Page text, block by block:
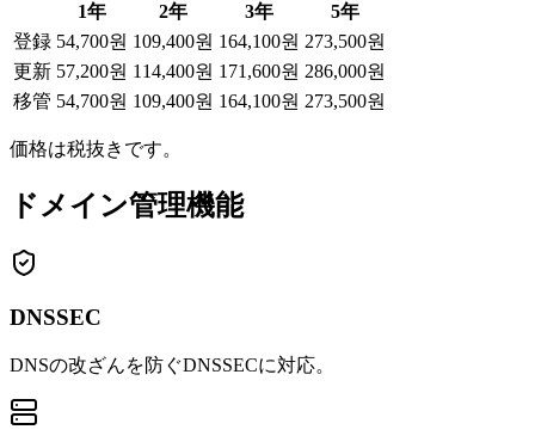
1年 2年 3年 5年
登録 54,700원 109,400원 164,100원 273,500원
更新 57,200원 114,400원 171,600원 286,000원
移管 54,700원 109,400원 164,100원 273,500원
価格は税抜きです。
ドメイン管理機能
DNSSEC
DNSの改ざんを防ぐDNSSECに対応。